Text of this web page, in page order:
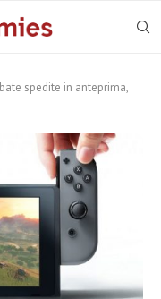
spedite in anteprima,